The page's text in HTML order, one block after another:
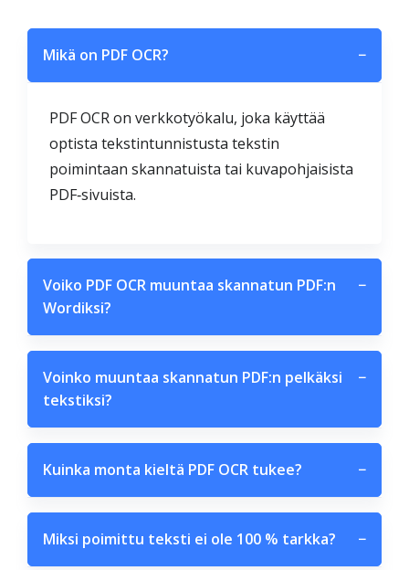
Mikä on PDF OCR? −
PDF OCR on verkkotyökalu, joka käyttää
optista tekstintunnistusta tekstin
poimintaan skannatuista tai kuvapohjaisista
PDF‑sivuista.
Voiko PDF OCR muuntaa skannatun PDF:n
Wordiksi?
−
Voinko muuntaa skannatun PDF:n pelkäksi
tekstiksi?
−
Kuinka monta kieltä PDF OCR tukee? −
Miksi poimittu teksti ei ole 100 % tarkka? −